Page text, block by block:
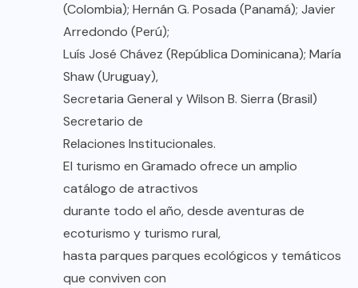
(Colombia); Hernán G. Posada (Panamá); Javier
Arredondo (Perú);
Luís José Chávez (República Dominicana); María
Shaw (Uruguay),
Secretaria General y Wilson B. Sierra (Brasil)
Secretario de
Relaciones Institucionales.
El turismo en Gramado ofrece un amplio
catálogo de atractivos
durante todo el año, desde aventuras de
ecoturismo y turismo rural,
hasta parques parques ecológicos y temáticos
que conviven con